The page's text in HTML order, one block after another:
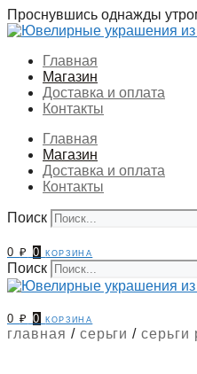
Перейти
к
Проснувшись однажды
Главная
Магазин
Доставка и оплата
Контакты
Главная
Магазин
Доставка и оплата
Контакты
Поиск
0₽ 0 корзина
Поиск
0₽ 0 корзина
главная / серьги /серьги